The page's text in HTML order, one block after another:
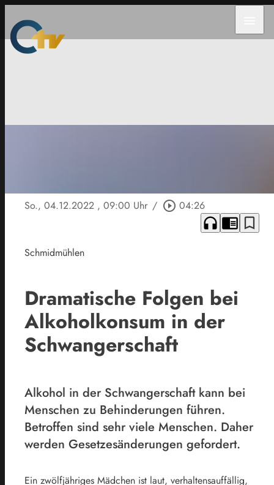
So., 04.12.2022 , 09:00 Uhr / play_circle_outline 04:26
headphones chrome_reader_mode bookmark_border
Schmidmühlen
Dramatische Folgen bei
Alkoholkonsum in der
Schwangerschaft
Alkohol in der Schwangerschaft kann bei
Menschen zu Behinderungen führen.
Betroffen sind sehr viele Menschen. Daher
werden Gesetzesänderungen gefordert.
Ein zwölfjähriges Mädchen ist laut, verhaltensauffällig,